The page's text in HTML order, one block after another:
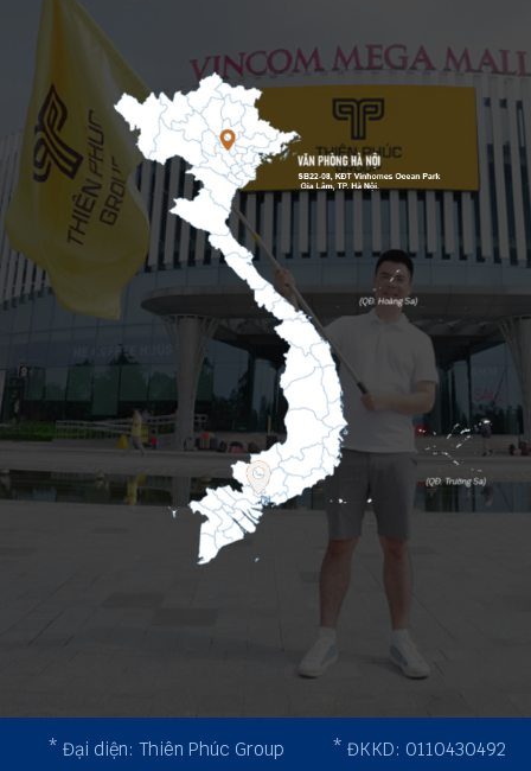
* Đại diện: Thiên Phúc Group * ĐKKD: 0110430492